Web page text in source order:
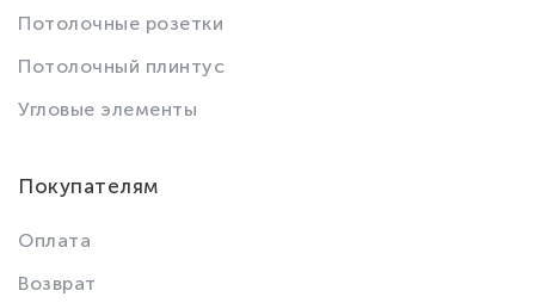
Потолочные розетки
Потолочный плинтус
Угловые элементы
Покупателям
Оплата
Возврат